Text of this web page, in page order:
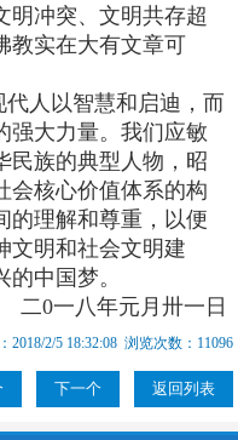
明冲突、文明共存超
教实在大有文章可
代人以智慧和启迪，而
强大力量。我们应敏
民族的典型人物，昭
会核心价值体系的构
的理解和尊重，以便
文明和社会文明建
中国梦。
二0一八年元月卅一日
2018/2/5 18:32:08 浏览次数：11096
下一个 返回列表